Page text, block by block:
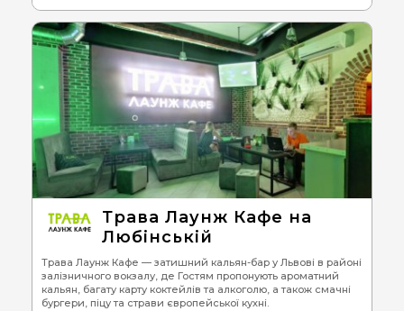
Трава Лаунж Кафе на
Любінській
Трава Лаунж Кафе — затишний кальян-бар у Львові в районі
залізничного вокзалу, де Гостям пропонують ароматний
кальян, багату карту коктейлів та алкоголю, а також смачні
бургери, піцу та страви європейської кухні.